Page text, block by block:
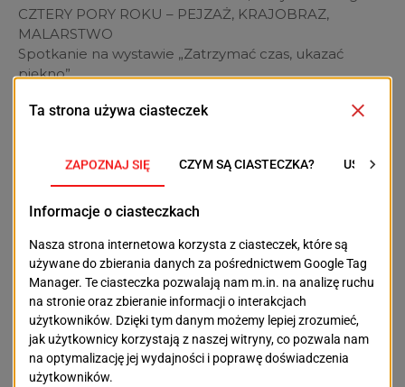
CZTERY PORY ROKU – PEJZAŻ, KRAJOBRAZ,
MALARSTWO
Spotkanie na wystawie „Zatrzymać czas, ukazać
piękno”
Muzeum Narodowe w Szczecinie, Wały Chrobrego 3
NA PRZEKÓR ZIMIE – NIEZWYKŁA PODRÓŻ DO
Dorota Baumgarten-Szczyrska – Dział Edukacji
24 kwietnia 2025 (czwartek), godz. 12.00
Muzeum Narodowe w Szczecinie – Muzeum Historii
Szczecina, ul. Księcia Mściwoja II 8
SZCZECIN W XX WIEKU. ZAPIS WYDARZEŃ
Spacer po wystawie „Hans Stettiner i Jan Szczeciński.
Życie codzienne w Szczecinie w XX wieku”
Ewa Kimak – Dział Edukacji